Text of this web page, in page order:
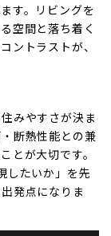
す。リビングを
空間と落ち着く
ントラストが、
みやすさが決ま
断熱性能との兼
とが大切です。
したいか」を先
発点になりま